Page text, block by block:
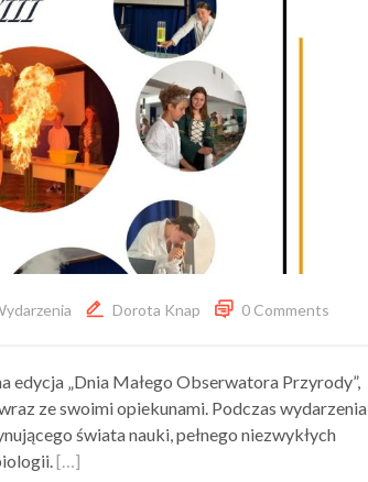
Dorota Knap 0 Comments
edycja „Dnia Małego Obserwatora Przyrody”,
ze swoimi opiekunami. Podczas wydarzenia
świata nauki, pełnego niezwykłych
[…]